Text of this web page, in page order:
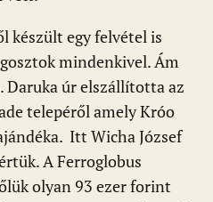
készült egy felvétel is
mindenkivel. Ám
Daruka úr elszállította az
telepéről amely Króo
Itt Wicha József
A Ferroglobus
olyan 93 ezer forint